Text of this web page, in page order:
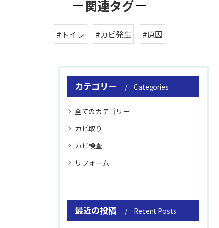
関連タグ
#トイレ #カビ発生 #原因
カテゴリー Categories
全てのカテゴリー
カビ取り
カビ検査
リフォーム
最近の投稿 Recent Posts